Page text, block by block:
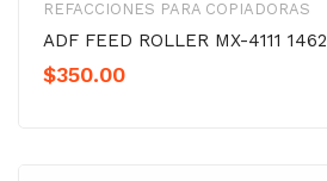
REFACCIONES PARA COPIADORAS
ADF FEED ROLLER MX-4111 1462
$350.00